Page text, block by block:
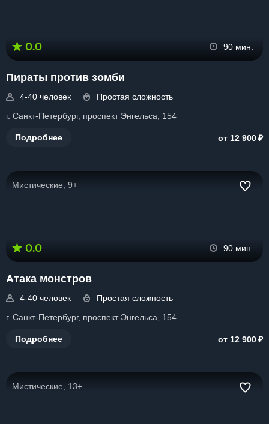
0.0 90 мин.
Пираты против зомби
4-40 человек
Простая сложность
г. Санкт-Петербург, проспект Энгельса, 154
Подробнее от 12 900₽
Мистические, 9+
0.0 90 мин.
Атака монстров
4-40 человек
Простая сложность
г. Санкт-Петербург, проспект Энгельса, 154
Подробнее от 12 900₽
Мистические, 13+